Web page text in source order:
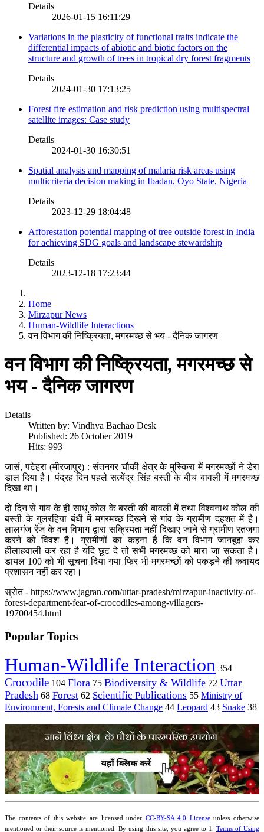
Details
2026-01-15 16:11:29
Variations in the plasticity of functional traits indicate the
differential impacts of abiotic and biotic factors on the
structure and growth of trees in tropical dry forest fragments
Details
2024-01-30 17:13:25
Forest fire estimation and risk prediction using multispectral
satellite images: Case study
Details
2024-01-30 16:30:51
Spatial analysis and mapping of malaria risk areas using
multicriteria decision making in Ibadan, Oyo State, Nigeria
Details
2023-12-29 18:04:48
Afforestation potential mapping of tree outside forest in India
for achieving SDG goals and landscape stewardship
Details
2023-12-18 17:23:44
Home
Mirzapur News
Human-Wildlife Interactions
वन विभाग की निष्क्रियता, मगरमच्छ से भय - दैनिक जागरण
वन विभाग की निष्क्रियता, मगरमच्छ से
भय - दैनिक जागरण
Details
Written by: Vindhya Bachao Desk
Published: 26 October 2019
Hits: 993
जासं, पटेहरा (मीरजापुर) : संतनगर चौकी क्षेत्र के मुस्किरा में मगरमच्छों ने डेरा
डाल दिया है। पंद्रह दिन पहले सत्येंद्र सिंह बस्ती के बीच बावली में मगरमच्छ
दिखा था।
दो दिन से गांव के ही साधू कोल के बस्ती की बावली में तथा विश्वनाथ कोल की
बस्ती के गुलरहिया बंधी में मगरमच्छ दिखने से गांव के ग्रामीण दहशत में है।
लालगंज रेंज के वन विभाग द्वारा सक्रियता नहीं दिखाए जाने से ग्रामीण रतजगा
करने को विवश है। ग्रामीणों का कहना है कि वन विभाग जानबूझ कर
हीलाहवाली कर रहा है यदि छूट दे तो सभी मगरमच्छ को मारा जा सकता है।
डायल 100 को भी सूचना दिया गया फिर भी मगरमच्छों को पकड़ने की कवायद
प्रशासन नहीं कर रहा।
स्रोत - https://www.jagran.com/uttar-pradesh/mirzapur-inactivity-of-
forest-department-fear-of-crocodiles-among-villagers-
19700454.html
Popular Topics
Human-Wildlife Interaction 354
Crocodile 104 Flora 75 Biodiversity & Wildlife 72 Uttar
Pradesh 68 Forest 62 Scientific Publications 55 Ministry of
Environment, Forests and Climate Change 44 Leopard 43 Snake 38
The contents of this website are licensed under CC-BY-SA 4.0 Licenseunless otherwise
mentioned or their source is mentioned. By using this site, you agree to 1. Terms of Using